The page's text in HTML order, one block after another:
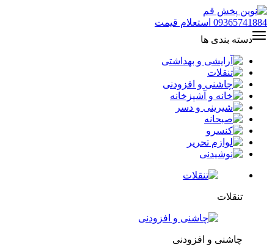
09365741884 استعلام قیمت
دسته بندی ها
تنقلات
چاشنی و افزودنی